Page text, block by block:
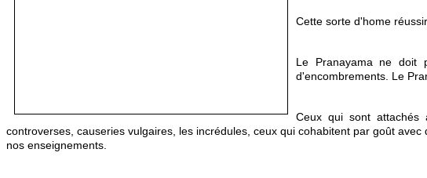
Cette sorte d'home
Le Pranayama ne doit
d'encombrements. Le
Ceux qui sont attachés
controverses, causeries vulgaires, les incrédules, ceux qui cohabitent par goût
nos enseignements.